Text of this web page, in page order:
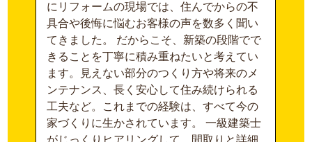
にリフォームの現場では、住んでからの不
具合や後悔に悩むお客様の声を数多く聞い
てきました。 だからこそ、新築の段階でで
きることを丁寧に積み重ねたいと考えてい
ます。見えない部分のつくり方や将来のメ
ンテナンス、長く安心して住み続けられる
工夫など。これまでの経験は、すべて今の
家づくりに生かされています。 一級建築士